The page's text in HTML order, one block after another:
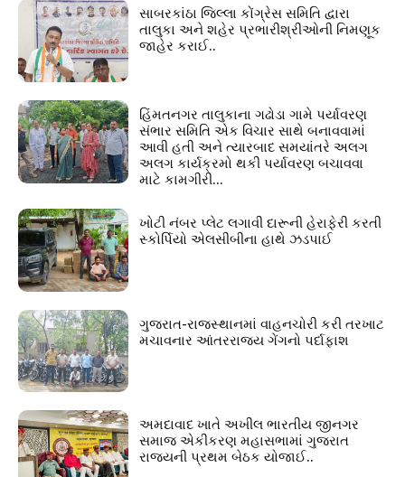
સાબરકાંઠા જિલ્લા કોંગ્રેસ સમિતિ દ્વારા
તાલુકા અને શહેર પ્રભારીશ્રીઓની નિમણૂક
જાહેર કરાઈ..
હિંમતનગર તાલુકાના ગઢોડા ગામે પર્યાવરણ
સંભાર સમિતિ એક વિચાર સાથે બનાવવામાં
આવી હતી અને ત્યારબાદ સમયાંતરે અલગ
અલગ કાર્યક્રમો થકી પર્યાવરણ બચાવવા
માટે કામગીરી...
ખોટી નંબર પ્લેટ લગાવી દારૂની હેરાફેરી કરતી
સ્કોર્પિયો એલસીબીના હાથે ઝડપાઈ
ગુજરાત-રાજસ્થાનમાં વાહનચોરી કરી તરખાટ
મચાવનાર આંતરરાજ્ય ગેંગનો પર્દાફાશ
અમદાવાદ ખાતે અખીલ ભારતીય જીનગર
સમાજ એકીકરણ મહાસભામાં ગુજરાત
રાજ્યની પ્રથમ બેઠક યોજાઈ..